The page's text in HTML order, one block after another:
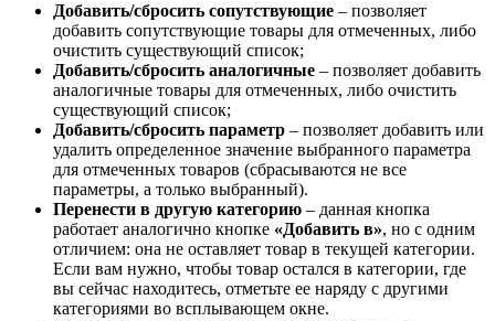
Добавить/сбросить сопутствующие – позволяет
добавить сопутствующие товары для отмеченных, либо
очистить существующий список;
Добавить/сбросить аналогичные – позволяет добавить
аналогичные товары для отмеченных, либо очистить
существующий список;
Добавить/сбросить параметр – позволяет добавить или
удалить определенное значение выбранного параметра
для отмеченных товаров (сбрасываются не все
параметры, а только выбранный).
Перенести в другую категорию – данная кнопка
работает аналогично кнопке «Добавить в», но с одним
отличием: она не оставляет товар в текущей категории.
Если вам нужно, чтобы товар остался в категории, где
вы сейчас находитесь, отметьте ее наряду с другими
категориями во всплывающем окне.